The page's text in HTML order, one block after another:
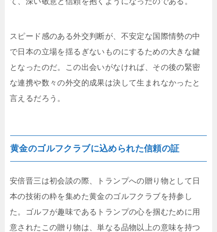
スピード感のある外交判断が、不安定な国際情勢の中
で日本の立場を揺るぎないものにするための大きな鍵
となったのだ。この出会いがなければ、その後の緊密
な連携や数々の外交的成果は決して生まれなかったと
言えるだろう。
黄金のゴルフクラブに込められた信頼の証
安倍晋三は初会談の際、トランプへの贈り物として日
本の技術の粋を集めた黄金のゴルフクラブを持参し
た。ゴルフが趣味であるトランプの心を掴むために用
意されたこの贈り物は、単なる品物以上の意味を持つ